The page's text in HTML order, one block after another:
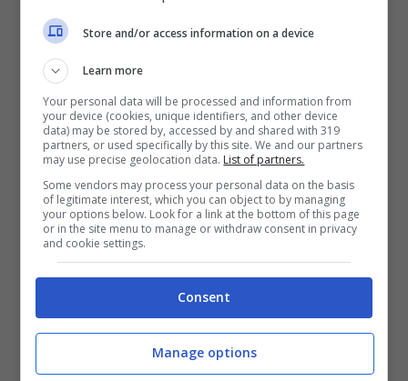
Nel mondo moderno, invece, il concetto di
libertà è cambiato. La libertà individuale
ha preso sempre più spazio, così come la
sfera privata. In una società più
individualista c’è più spazio per i desideri e
le aspirazioni del singolo, anche a scapito
del suo ruolo sociale. Con l’affermazione di
questa libertà, si afferma così anche il
desiderio di evadere dalla società, di
allontanarsi dagli altri, che invece per
l’uomo antico era una sciagura.
Store and/or access information on a device
Learn more
Your personal data will be processed and information from
your device (cookies, unique identifiers, and other device
data) may be stored by, accessed by and shared with 319
partners, or used specifically by this site. We and our partners
may use precise geolocation data. List of partners.
Some vendors may process your personal data on the basis
of legitimate interest, which you can object to by managing
your options below. Look for a link at the bottom of this page
or in the site menu to manage or withdraw consent in privacy
and cookie settings.
Consent
Manage options